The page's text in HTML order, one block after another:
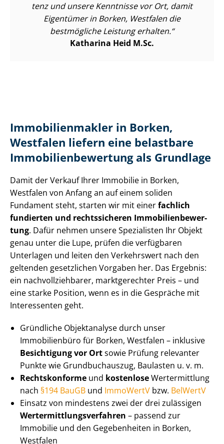
tenz und unsere Kenntnisse vor Ort, damit
Eigentümer in Borken, Westfalen die
bestmögliche Leistung erhalten.
Katharina Heid M.Sc.
Im­mo­bi­li­en­mak­ler in Borken,
Westfalen liefern eine belastbare
Im­mo­bi­li­en­be­wer­tung als Grundlage
Damit der Verkauf Ihrer Immobilie in Borken,
Westfalen von Anfang an auf einem soliden
Fundament steht, starten wir mit einerfachlich
fundierten und rechtssicheren Im­mo­bi­li­en­be­wer­
tung. Dafür nehmen unsere Spezialisten Ihr Objekt
genau unter die Lupe, prüfen die verfügbaren
Unterlagen und leiten den Verkehrswert nach den
geltenden gesetzlichen Vorgaben her. Das Ergebnis:
ein nach­voll­zieh­ba­rer, marktgerechter Preis – und
eine starke Position, wenn es in die Gespräche mit
Interessenten geht.
Gründliche Objektanalyse durch unser
Immobilienbüro für Borken, Westfalen – inklusive
Besichtigung vor Ortsowie Prüfung relevanter
Punkte wie Grundbuchauszug, Baulasten u. v. m.
Rechtskonforme und kostenloseWertermittlung
nach §194 BauGB und ImmoWertV bzw. BelWertV
Einsatz von mindestens zwei der drei zulässigen
Wert­ermitt­lungs­ver­fah­ren – passend zur
Immobilie und den Gegebenheiten in Borken,
Westfalen